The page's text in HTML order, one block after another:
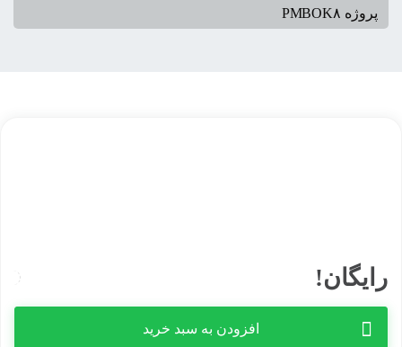
پروژه PMBOK۸
رایگان!
افزودن به سبد خرید